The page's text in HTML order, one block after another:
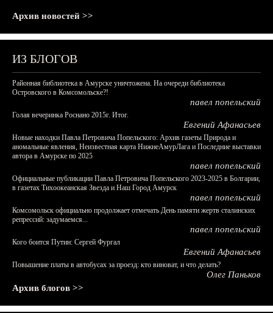
Архив новостей >>
ИЗ БЛОГОВ
Районная библиотека в Амурске уничтожена. На очереди библиотека
Островского в Комсомольске?!
павел попельский
Голая вечеринка Роснано 2015г. Итог.
Евгений Афанасьев
Новые находки Павла Петровича Попельского: Архив газеты Природа и
аномальные явления, Неизвестная карта НижнеАмурЛага и Последние выставки
автора в Амурске по 2025
павел попельский
Официальные публикации Павла Петровича Попельского 2023-2025 в Болгарии,
в газетах Тихоокеанская Звезда и Наш Город Амурск
павел попельский
Комсомольск официально продолжает отмечать День памяти жертв сталинских
репрессий: задумаемся...
павел попельский
Кого боится Путин: Сергей Фургал
Евгений Афанасьев
Повышение платы в автобусах за проезд: кто виноват, и что делать?
Олег Паньков
Архив блогов >>